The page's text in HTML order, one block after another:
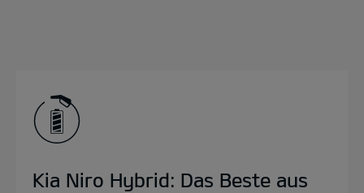
Kia Niro Hybrid: Das Beste aus